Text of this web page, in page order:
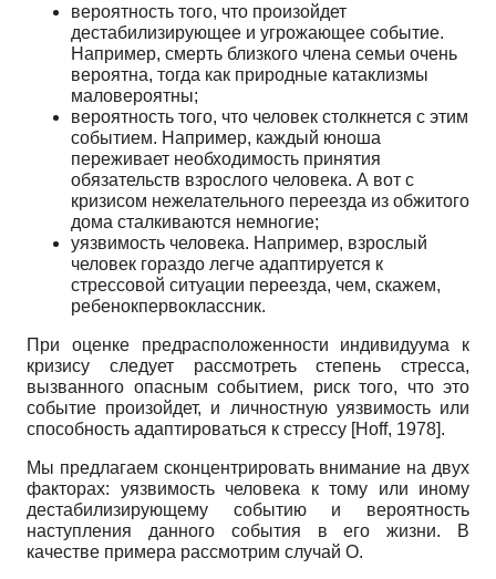
вероятность того, что произойдет
дестабилизирующее и угрожающее событие.
Например, смерть близкого члена семьи очень
вероятна, тогда как природные катаклизмы
маловероятны;
вероятность того, что человек столкнется с этим
событием. Например, каждый юноша
переживает необходимость принятия
обязательств взрослого человека. А вот с
кризисом нежелательного переезда из обжитого
дома сталкиваются немногие;
уязвимость человека. Например, взрослый
человек гораздо легче адаптируется к
стрессовой ситуации переезда, чем, скажем,
ребенокпервоклассник.
При оценке предрасположенности индивидуума к
кризису следует рассмотреть степень стресса,
вызванного опасным событием, риск того, что это
событие произойдет, и личностную уязвимость или
способность адаптироваться к стрессу [Hoff, 1978].
Мы предлагаем сконцентрировать внимание на двух
факторах: уязвимость человека к тому или иному
дестабилизирующему событию и вероятность
наступления данного события в его жизни. В
качестве примера рассмотрим случай О.